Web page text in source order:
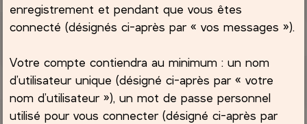
enregistrement et pendant que vous êtes
connecté (désignés ci-après par « vos messages »).
Votre compte contiendra au minimum : un nom
d’utilisateur unique (désigné ci-après par « votre
nom d’utilisateur »), un mot de passe personnel
utilisé pour vous connecter (désigné ci-après par